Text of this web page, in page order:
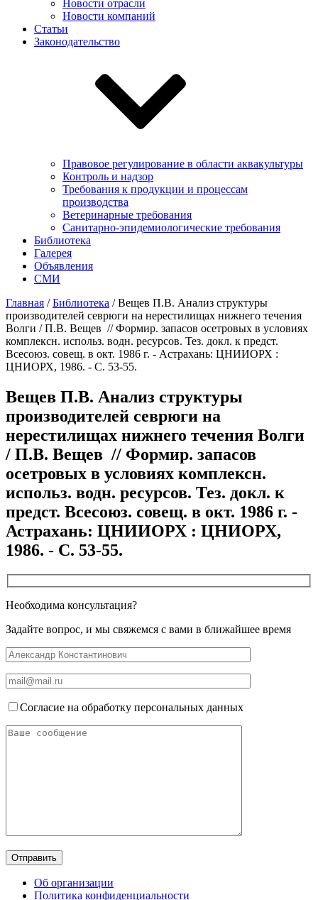
Новости отрасли
Новости компаний
Статьи
Законодательство
Правовое регулирование в области аквакультуры
Контроль и надзор
Требования к продукции и процессам
производства
Ветеринарные требования
Санитарно-эпидемиологические требования
Библиотека
Галерея
Объявления
СМИ
Главная /Библиотека /Вещев П.В. Анализ структуры
производителей севрюги на нерестилищах нижнего течения
Волги / П.В. Вещев // Формир. запасов осетровых в условиях
комплексн. использ. водн. ресурсов. Тез. докл. к предст.
Всесоюз. совещ. в окт. 1986 г. - Астрахань: ЦНИИОРХ :
ЦНИОРХ, 1986. - С. 53-55.
Вещев П.В. Анализ структуры
производителей севрюги на
нерестилищах нижнего течения Волги
/ П.В. Вещев // Формир. запасов
осетровых в условиях комплексн.
использ. водн. ресурсов. Тез. докл. к
предст. Всесоюз. совещ. в окт. 1986 г. -
Астрахань: ЦНИИОРХ : ЦНИОРХ,
1986. - С. 53-55.
Необходима консультация?
Задайте вопрос, и мы свяжемся с вами в ближайшее время
Согласие на обработку персональных данных
Об организации
Политика конфиденциальности